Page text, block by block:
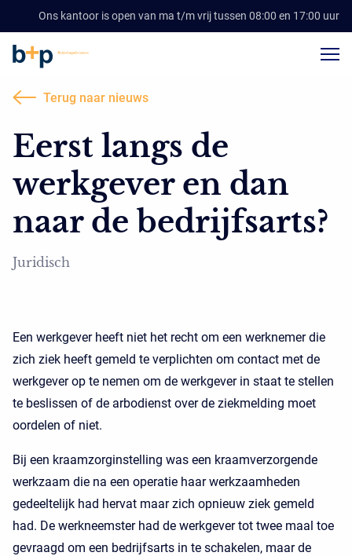
Ons kantoor is open van ma t/m vrij tussen 08:00 en 17:00 uur
Terug naar nieuws
Eerst langs de
werkgever en dan
naar de bedrijfsarts?
Juridisch
Een werkgever heeft niet het recht om een werknemer die
zich ziek heeft gemeld te verplichten om contact met de
werkgever op te nemen om de werkgever in staat te stellen
te beslissen of de arbodienst over de ziekmelding moet
oordelen of niet.
Bij een kraamzorginstelling was een kraamverzorgende
werkzaam die na een operatie haar werkzaamheden
gedeeltelijk had hervat maar zich opnieuw ziek gemeld
had. De werkneemster had de werkgever tot twee maal toe
gevraagd om een bedrijfsarts in te schakelen, maar de